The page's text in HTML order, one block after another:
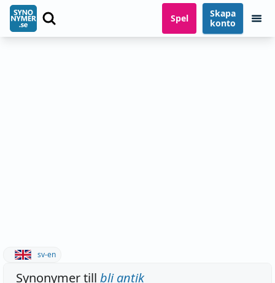
Spel
Skapa
konto
sv-en
Synonymer till bli antik